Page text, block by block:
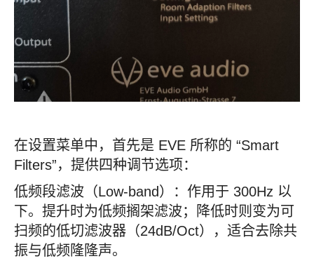
在设置菜单中，首先是 EVE 所称的 “Smart
Filters”，提供四种调节选项：
低频段滤波（Low-band）：作用于 300Hz 以
下。提升时为低频搁架滤波；降低时则变为可
扫频的低切滤波器（24dB/Oct），适合去除共
振与低频隆隆声。